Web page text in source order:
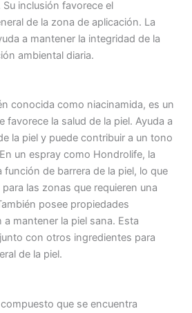
inclusión favorece el
de la zona de aplicación. La
a mantener la integridad de la
ambiental diaria.
conocida como niacinamida, es un
favorece la salud de la piel. Ayuda a
la piel y puede contribuir a un tono
un espray como Hondrolife, la
función de barrera de la piel, lo que
las zonas que requieren una
posee propiedades
mantener la piel sana. Esta
con otros ingredientes para
de la piel.
que se encuentra